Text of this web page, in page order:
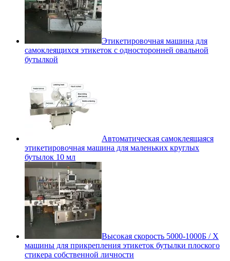
Этикетировочная машина для
самоклеящихся этикеток с односторонней овальной
бутылкой
Автоматическая самоклеящаяся
этикетировочная машина для маленьких круглых
бутылок 10 мл
Высокая скорость 5000-1000Б / Х
машины для прикрепления этикеток бутылки плоского
стикера собственной личности